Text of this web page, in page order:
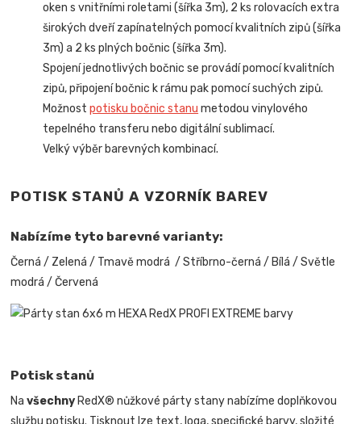
oken s vnitřními roletami (šířka 3m), 2 ks rolovacích extra
širokých dveří zapínatelných pomocí kvalitních zipů (šířka
3m) a 2 ks plných bočnic (šířka 3m).
Spojení jednotlivých bočnic se provádí pomocí kvalitních
zipů, připojení bočnic k rámu pak pomocí suchých zipů.
Možnostpotisku bočnic stanu metodou vinylového
tepelného transferu nebo digitální sublimací.
Velký výběr barevných kombinací.
POTISK STANŮ A VZORNÍK BAREV
Nabízíme tyto barevné varianty:
Černá / Zelená / Tmavě modrá / Stříbrno-černá / Bílá / Světle
modrá / Červená
Potisk stanů
Navšechny RedX® nůžkové párty stany nabízíme doplňkovou
službu potisku. Tisknout lze text, loga, specifické barvy, složité